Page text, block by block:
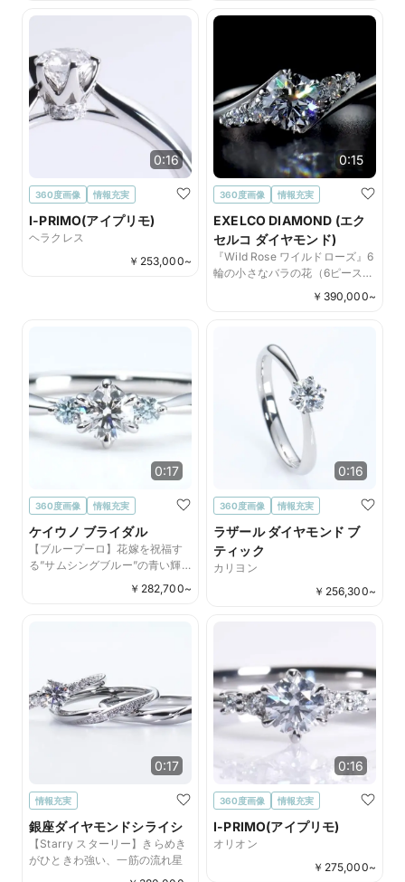
0:16
360度画像 情報充実
I-PRIMO(アイプリモ)
ヘラクレス
￥ 253,000~
0:15
360度画像 情報充実
EXELCO DIAMOND (エク
セルコ ダイヤモンド)
『Wild Rose ワイルドローズ』6
輪の小さなバラの花（6ピースの
ダイヤ）が、薬指の上で咲き誇
￥ 390,000~
0:17
360度画像 情報充実
ケイウノ ブライダル
【ブループーロ】花嫁を祝福す
る”サムシングブルー”の青い輝
￥ 282,700~
0:16
360度画像 情報充実
ラザール ダイヤモンド ブ
ティック
カリヨン
￥ 256,300~
0:17
情報充実
銀座ダイヤモンドシライシ
【Starry スターリー】きらめき
がひときわ強い、一筋の流れ星
0:16
360度画像 情報充実
I-PRIMO(アイプリモ)
オリオン
￥ 275,000~